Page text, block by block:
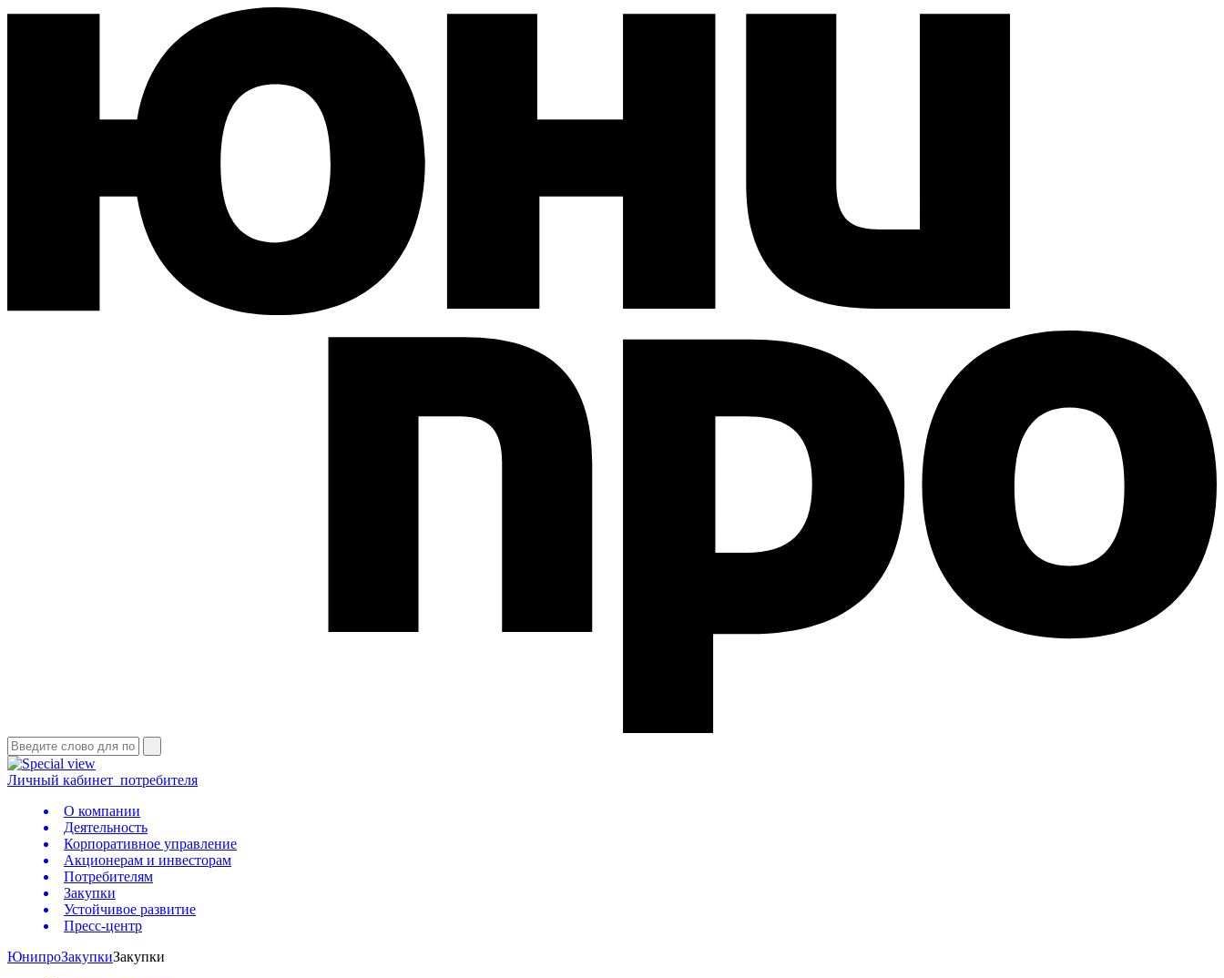
Личный кабинет потребителя
О компании
Деятельность
Корпоративное управление
Акционерам и инвесторам
Потребителям
Закупки
Устойчивое развитие
Пресс-центр
ЮнипроЗакупкиЗакупки